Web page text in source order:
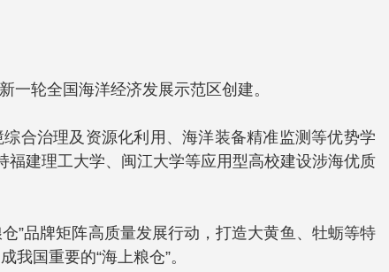
一轮全国海洋经济发展示范区创建。
合治理及资源化利用、海洋装备精准监测等优势学
建理工大学、闽江大学等应用型高校建设涉海优质
”品牌矩阵高质量发展行动，打造大黄鱼、牡蛎等特
国重要的“海上粮仓”。